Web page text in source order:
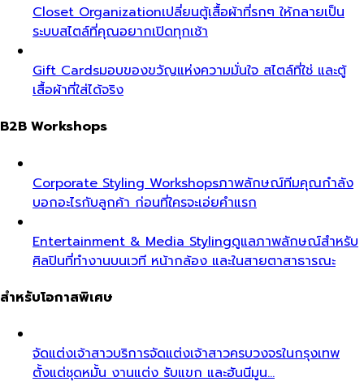
Closet Organizationเปลี่ยนตู้เสื้อผ้าที่รกๆ ให้กลายเป็น
ระบบสไตล์ที่คุณอยากเปิดทุกเช้า
Gift Cardsมอบของขวัญแห่งความมั่นใจ สไตล์ที่ใช่ และตู้
เสื้อผ้าที่ใส่ได้จริง
B2B Workshops
Corporate Styling Workshopsภาพลักษณ์ทีมคุณกำลัง
บอกอะไรกับลูกค้า ก่อนที่ใครจะเอ่ยคำแรก
Entertainment & Media Stylingดูแลภาพลักษณ์สำหรับ
ศิลปินที่ทำงานบนเวที หน้ากล้อง และในสายตาสาธารณะ
สำหรับโอกาสพิเศษ
จัดแต่งเจ้าสาวบริการจัดแต่งเจ้าสาวครบวงจรในกรุงเทพ
ตั้งแต่ชุดหมั้น งานแต่ง รับแขก และฮันนีมูน…